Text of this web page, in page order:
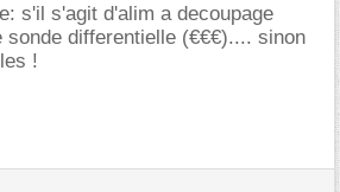
s'il s'agit d'alim a decoupage
sonde differentielle (€€€).... sinon
!